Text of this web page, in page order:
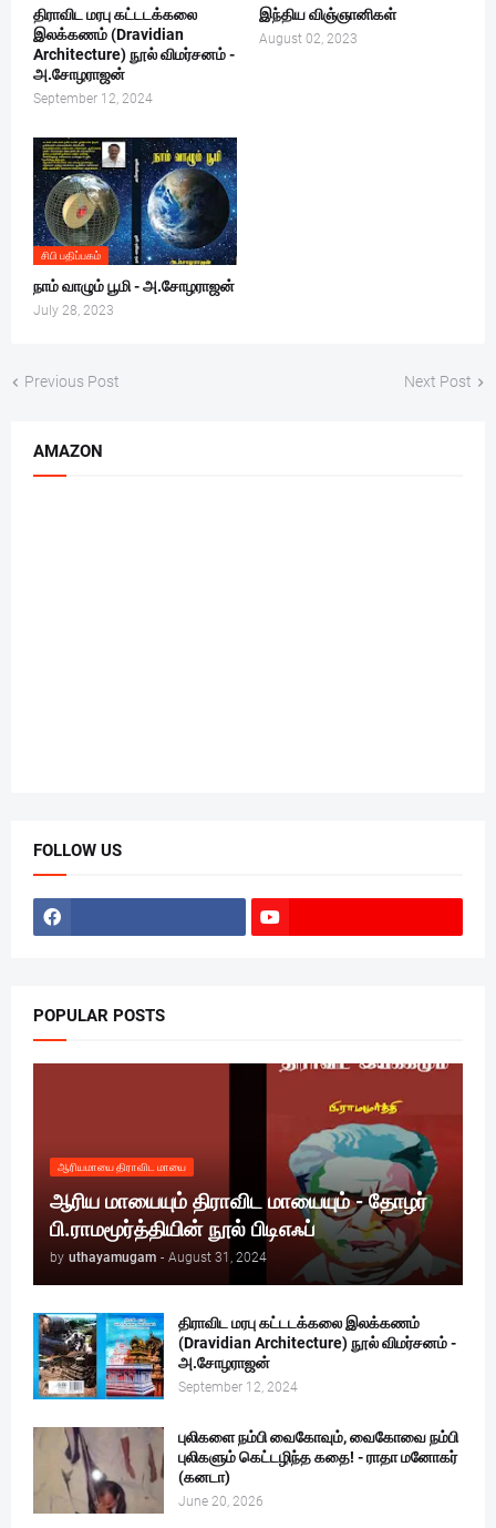
திராவிட மரபு கட்டடக்கலை
இலக்கணம் (Dravidian
Architecture) நூல் விமர்சனம் -
அ.சோழராஜன்
September 12, 2024
இந்திய விஞ்ஞானிகள்
August 02, 2023
சிபி பதிப்பகம்
நாம் வாழும் பூமி - அ.சோழராஜன்
July 28, 2023
Previous Post Next Post
AMAZON
FOLLOW US
POPULAR POSTS
ஆரியமாயை திராவிட மாயை
ஆரிய மாயையும் திராவிட மாயையும் - தோழர்
பி.ராமமூர்த்தியின் நூல் பிடிஎஃப்
by uthayamugam - August 31, 2024
திராவிட மரபு கட்டடக்கலை இலக்கணம்
(Dravidian Architecture) நூல் விமர்சனம் -
அ.சோழராஜன்
September 12, 2024
புலிகளை நம்பி வைகோவும், வைகோவை நம்பி
புலிகளும் கெட்டழிந்த கதை! - ராதா மனோகர்
(கனடா)
June 20, 2026